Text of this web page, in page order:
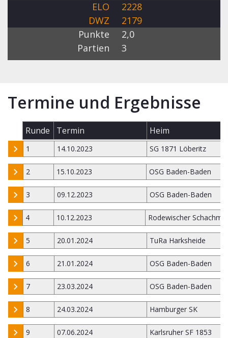
ELO
2228
DWZ
2179
Punkte
2,0
Partien
3
Termine und Ergebnisse
Runde Termin Heim
1 14.10.2023 SG 1871 Löberitz
2 15.10.2023 OSG Baden-Baden
3 09.12.2023 OSG Baden-Baden
4 10.12.2023 Rodewischer
5 20.01.2024 TuRa Harksheide
6 21.01.2024 OSG Baden-Baden
7 23.03.2024 OSG Baden-Baden
8 24.03.2024 Hamburger SK
9 07.06.2024 Karlsruher SF 1853